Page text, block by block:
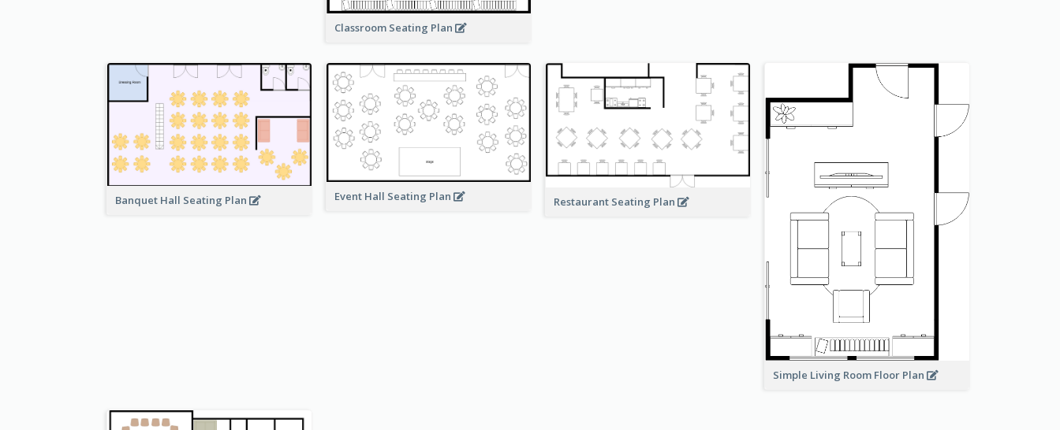
Classroom Seating Plan
Banquet Hall Seating Plan Event Hall Seating Plan Restaurant Seating Plan
Simple Living Room Floor Plan